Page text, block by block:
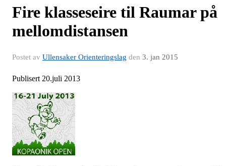
Fire klasseseire til Raumar på
mellomdistansen
Postet av Ullensaker Orienteringslag den 3. jan 2015
Publisert 20.juli 2013